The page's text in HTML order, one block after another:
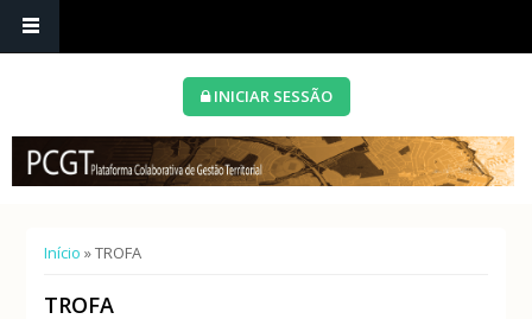
INICIAR SESSÃO
Está aqui
Início » TROFA
TROFA